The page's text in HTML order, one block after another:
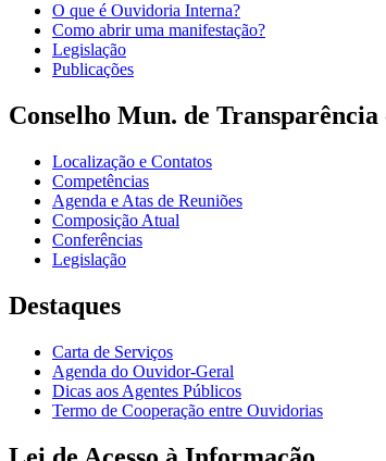
O que é Ouvidoria Interna?
Como abrir uma manifestação?
Legislação
Publicações
Conselho Mun. de
Localização e Contatos
Competências
Agenda e Atas de Reuniões
Composição Atual
Conferências
Legislação
Destaques
Carta de Serviços
Agenda do Ouvidor-Geral
Dicas aos Agentes Públicos
Termo de Cooperação entre Ouvidorias